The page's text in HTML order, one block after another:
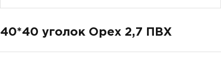
40*40 уголок Орех 2,7 ПВХ